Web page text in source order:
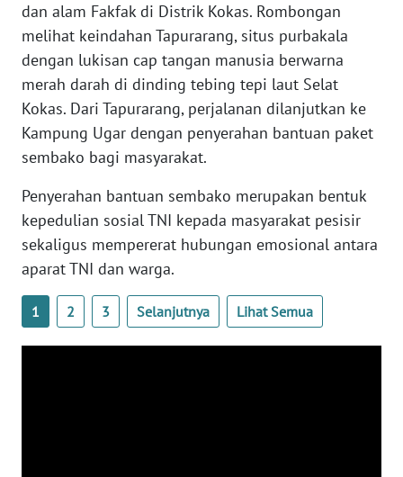
dan alam Fakfak di Distrik Kokas. Rombongan
melihat keindahan Tapurarang, situs purbakala
dengan lukisan cap tangan manusia berwarna
merah darah di dinding tebing tepi laut Selat
Kokas. Dari Tapurarang, perjalanan dilanjutkan ke
Kampung Ugar dengan penyerahan bantuan paket
sembako bagi masyarakat.
Penyerahan bantuan sembako merupakan bentuk
kepedulian sosial TNI kepada masyarakat pesisir
sekaligus mempererat hubungan emosional antara
aparat TNI dan warga.
1 2 3 Selanjutnya Lihat Semua
SUMBAR
WN
SUMSEL
WN
BENGKULU
WN
LAMPUNG
WN
WN
NUSANTARA